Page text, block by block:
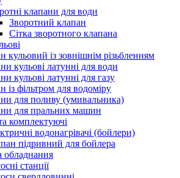
клапани для води
Зворотний клапан
Сітка зворотного клапана
кульовий із зовнішнім різьбленням
кульові латунні для води
кульові латунні для газу
із фільтром для водоміру
для поливу (умивальника)
для пральних машин
комплектуючі
водонагрівачі (бойлери)
підривний для бойлера
обладнання
станції